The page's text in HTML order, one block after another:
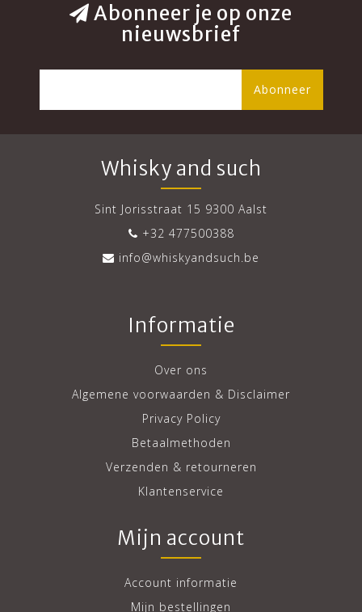
Abonneer je op onze
nieuwsbrief
Abonneer
Whisky and such
Sint Jorisstraat 15 9300 Aalst
+32 477500388
info@whiskyandsuch.be
Informatie
Over ons
Algemene voorwaarden & Disclaimer
Privacy Policy
Betaalmethoden
Verzenden & retourneren
Klantenservice
Mijn account
Account informatie
Mijn bestellingen